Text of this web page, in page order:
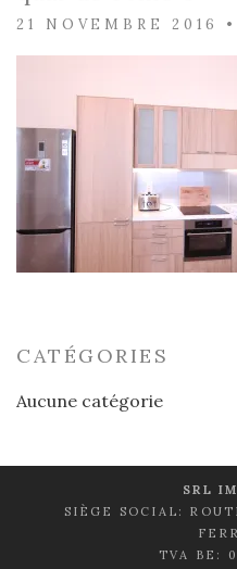
21 NOVEMBRE 2016 •
CATÉGORIES
Aucune catégorie
SRL
SIÈGE SOCIAL:
TVA BE: